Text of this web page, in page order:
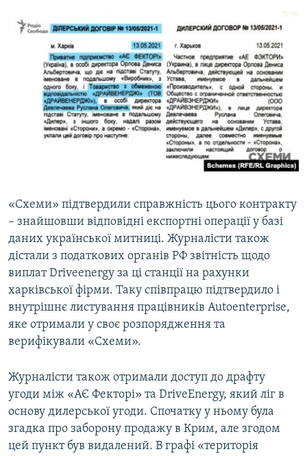
«Схеми» підтвердили справжність цього контракту
– знайшовши відповідні експортні операції у базі
даних української митниці. Журналісти також
дістали з податкових органів РФ звітність щодо
виплат Driveenergy за ці станції на рахунки
харківської фірми. Таку співпрацю підтвердило і
внутрішнє листування працівників Autoenterprise,
яке отримали у своє розпорядження та
верифікували «Схеми».
Журналісти також отримали доступ до драфту
угоди між «АЄ Фекторі» та DriveEnergy, який ліг в
основу дилерської угоди. Спочатку у ньому була
згадка про заборону продажу в Крим, але згодом
цей пункт був видалений. В графі «територія